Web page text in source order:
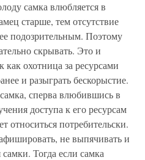
самка влюбляется в
старше, тем отсутствие
подозрительным. Поэтому
скрывать. Это и
охотница за ресурсами
и разыграть бескорыстие.
сперва влюбившись в
доступа к его ресурсам
относиться потребительски.
не выпячивать и
Тогда если самка